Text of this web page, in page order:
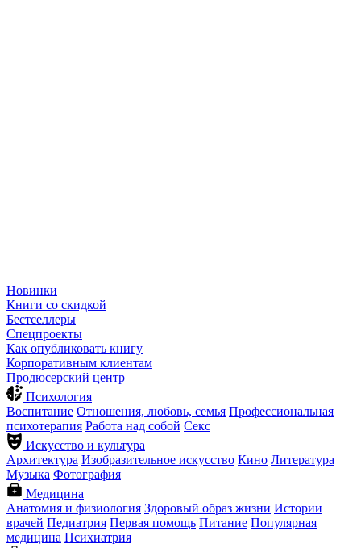
Новинки
Книги со скидкой
Бестселлеры
Спецпроекты
Как опубликовать книгу
Корпоративным клиентам
Продюсерский центр
Психология
Воспитание Отношения, любовь, семья Профессиональная
психотерапия Работа над собой Секс
Искусство и культура
Архитектура Изобразительное искусство Кино Литература
Музыка Фотография
Медицина
Анатомия и физиология Здоровый образ жизни Истории
врачей Педиатрия Первая помощь Питание Популярная
медицина Психиатрия